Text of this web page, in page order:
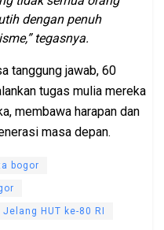
dengan penuh
tegasnya.
tanggung jawab, 60
tugas mulia mereka
membawa harapan dan
masa depan.
bogor
HUT ke-80 RI